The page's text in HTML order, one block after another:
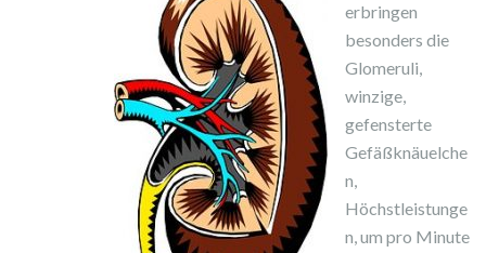
erbringen
besonders die
Glomeruli,
winzige,
gefensterte
Gefäßknäuelche
n,
Höchstleistunge
n, um pro Minute